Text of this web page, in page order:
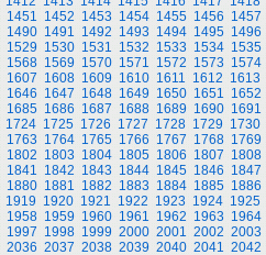
1451 1452 1453 1454 1455 1456 1457
1490 1491 1492 1493 1494 1495 1496
1529 1530 1531 1532 1533 1534 1535
1568 1569 1570 1571 1572 1573 1574
1607 1608 1609 1610 1611 1612 1613
1646 1647 1648 1649 1650 1651 1652
1685 1686 1687 1688 1689 1690 1691
1724 1725 1726 1727 1728 1729 1730
1763 1764 1765 1766 1767 1768 1769
1802 1803 1804 1805 1806 1807 1808
1841 1842 1843 1844 1845 1846 1847
1880 1881 1882 1883 1884 1885 1886
1919 1920 1921 1922 1923 1924 1925
1958 1959 1960 1961 1962 1963 1964
1997 1998 1999 2000 2001 2002 2003
2036 2037 2038 2039 2040 2041 2042